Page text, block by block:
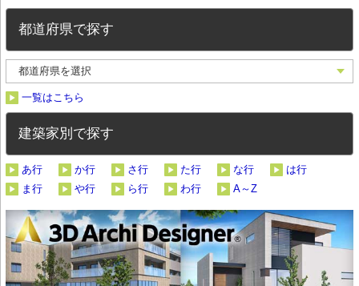
都道府県で探す
一覧はこちら
建築家別で探す
あ行 か行 さ行 た行 な行
は行
ま行
や行 ら行 わ行 A～Z